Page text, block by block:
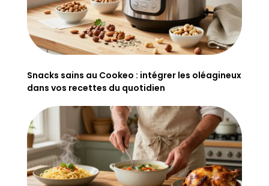
Snacks sains au Cookeo : intégrer les oléagineux
dans vos recettes du quotidien